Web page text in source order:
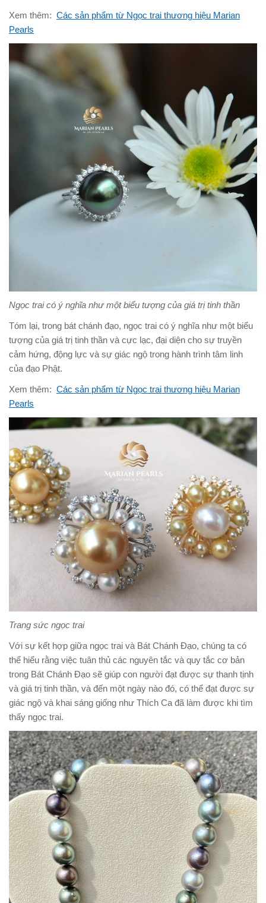
Xem thêm: Các sản phẩm từ Ngọc trai thương hiệu Marian
Pearls
Ngọc trai có ý nghĩa như một biểu tượng của giá trị tinh thần
Tóm lại, trong bát chánh đạo, ngọc trai có ý nghĩa như một biểu
tượng của giá trị tinh thần và cực lạc, đại diện cho sự truyền
cảm hứng, động lực và sự giác ngộ trong hành trình tâm linh
của đạo Phật.
Xem thêm: Các sản phẩm từ Ngọc trai thương hiệu Marian
Pearls
Trang sức ngọc trai
Với sự kết hợp giữa ngọc trai và Bát Chánh Đạo, chúng ta có
thể hiểu rằng việc tuân thủ các nguyên tắc và quy tắc cơ bản
trong Bát Chánh Đạo sẽ giúp con người đạt được sự thanh tịnh
và giá trị tinh thần, và đến một ngày nào đó, có thể đạt được sự
giác ngộ và khai sáng giống như Thích Ca đã làm được khi tìm
thấy ngọc trai.